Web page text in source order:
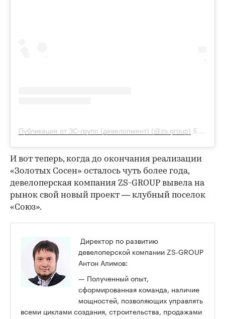
Публикация от ЗС-групп (девелопмент) (@zs.group) 5 Авг 2019 в 12:14 PDT
И вот теперь, когда до окончания реализации
«Золотых Сосен» осталось чуть более года,
девелоперская компания ZS-GROUP вывела на
рынок свой новый проект — клубный поселок
«Союз».
Директор по развитию
девелоперской компании ZS-GROUP
Антон Алимов:
— Полученный опыт,
сформированная команда, наличие
мощностей, позволяющих управлять
всеми циклами создания, строительства, продажами